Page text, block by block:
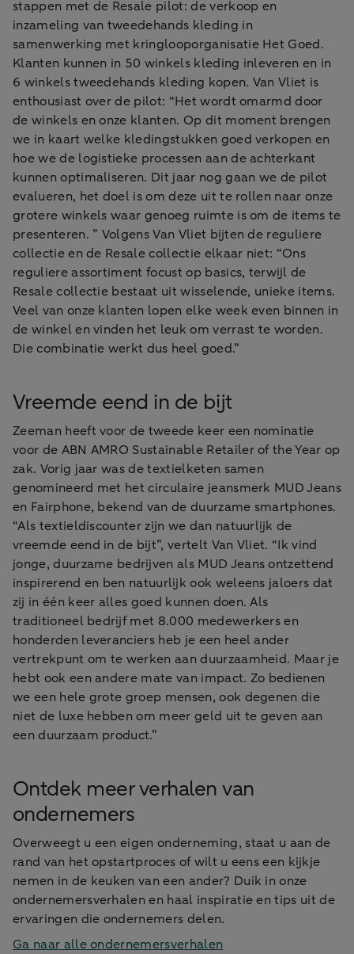
stappen met de Resale pilot: de verkoop en
inzameling van tweedehands kleding in
samenwerking met kringlooporganisatie Het Goed.
Klanten kunnen in 50 winkels kleding inleveren en in
6 winkels tweedehands kleding kopen. Van Vliet is
enthousiast over de pilot: “Het wordt omarmd door
de winkels en onze klanten. Op dit moment brengen
we in kaart welke kledingstukken goed verkopen en
hoe we de logistieke processen aan de achterkant
kunnen optimaliseren. Dit jaar nog gaan we de pilot
evalueren, het doel is om deze uit te rollen naar onze
grotere winkels waar genoeg ruimte is om de items te
presenteren. ” Volgens Van Vliet bijten de reguliere
collectie en de Resale collectie elkaar niet: “Ons
reguliere assortiment focust op basics, terwijl de
Resale collectie bestaat uit wisselende, unieke items.
Veel van onze klanten lopen elke week even binnen in
de winkel en vinden het leuk om verrast te worden.
Die combinatie werkt dus heel goed.”
Vreemde eend in de bijt
Zeeman heeft voor de tweede keer een nominatie
voor de ABN AMRO Sustainable Retailer of the Year op
zak. Vorig jaar was de textielketen samen
genomineerd met het circulaire jeansmerk MUD Jeans
en Fairphone, bekend van de duurzame smartphones.
“Als textieldiscounter zijn we dan natuurlijk de
vreemde eend in de bijt”, vertelt Van Vliet. “Ik vind
jonge, duurzame bedrijven als MUD Jeans ontzettend
inspirerend en ben natuurlijk ook weleens jaloers dat
zij in één keer alles goed kunnen doen. Als
traditioneel bedrijf met 8.000 medewerkers en
honderden leveranciers heb je een heel ander
vertrekpunt om te werken aan duurzaamheid. Maar je
hebt ook een andere mate van impact. Zo bedienen
we een hele grote groep mensen, ook degenen die
niet de luxe hebben om meer geld uit te geven aan
een duurzaam product.”
Ontdek meer verhalen van
ondernemers
Overweegt u een eigen onderneming, staat u aan de
rand van het opstartproces of wilt u eens een kijkje
nemen in de keuken van een ander? Duik in onze
ondernemersverhalen en haal inspiratie en tips uit de
ervaringen die ondernemers delen.
Ga naar alle ondernemersverhalen